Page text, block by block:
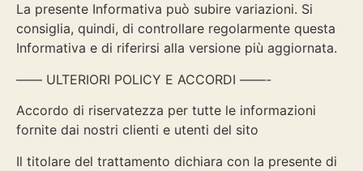
La presente Informativa può subire variazioni. Si
consiglia, quindi, di controllare regolarmente questa
Informativa e di riferirsi alla versione più aggiornata.
—— ULTERIORI POLICY E ACCORDI ——-
Accordo di riservatezza per tutte le informazioni
fornite dai nostri clienti e utenti del sito
Il titolare del trattamento dichiara con la presente di